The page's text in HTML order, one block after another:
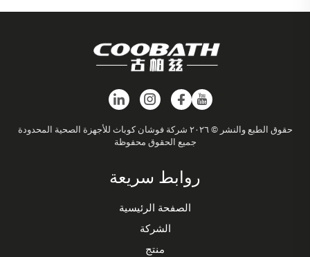
حقوق الطبع والنشر © ٢٠٢٦ شركة فوشان كوباث للأجهزة الصحية المحدودة
جميع الحقوق محفوظة
روابط سريعة
الصفحة الرئيسية
الشركة
منتج